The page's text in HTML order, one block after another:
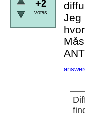
+2
votes
Jeg